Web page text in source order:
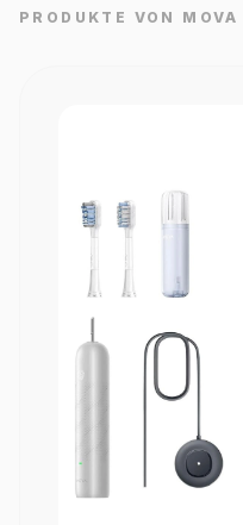
PRODUKTE VON MOVA